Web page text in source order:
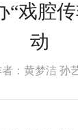
“戏腔
动
：黄梦洁 孙